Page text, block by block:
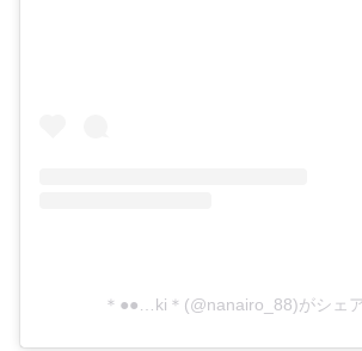
＊●●…ki＊(@nanairo_88)がシェ